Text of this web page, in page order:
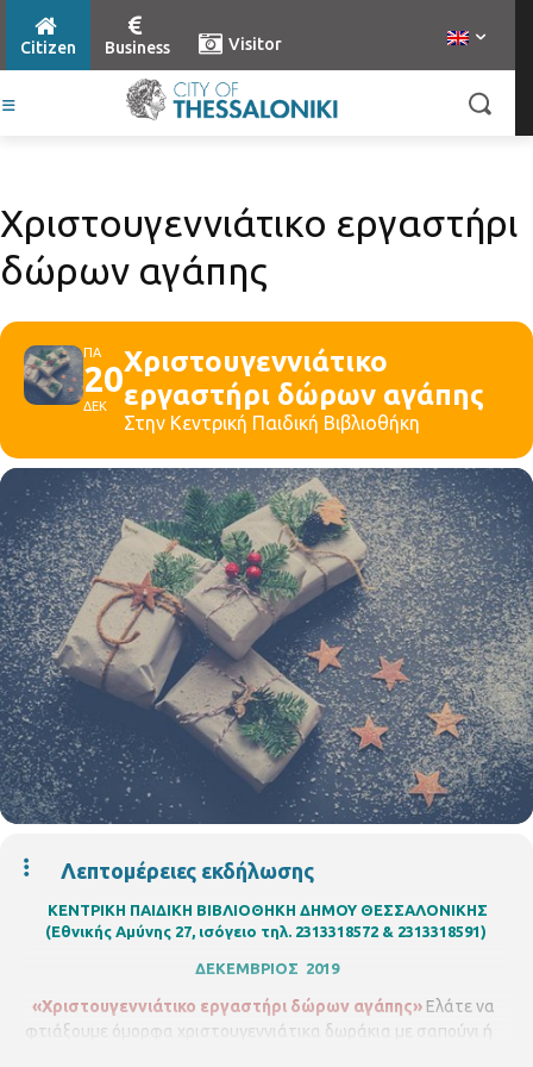
Citizen Business Visitor
Χριστουγεννιάτικο εργαστήρι
δώρων αγάπης
ΠΑ
20
ΔΕΚ
Χριστουγεννιάτικο
εργαστήρι δώρων αγάπης
Στην Κεντρική Παιδική Βιβλιοθήκη
Λεπτομέρειες εκδήλωσης
ΚΕΝΤΡΙΚΗ ΠΑΙΔΙΚΗ ΒΙΒΛΙΟΘΗΚΗ ΔΗΜΟΥ ΘΕΣΣΑΛΟΝΙΚΗΣ
(Εθνικής Αμύνης 27, ισόγειο τηλ. 2313318572 & 2313318591)
ΔΕΚΕΜΒΡΙΟΣ 2019
«Χριστουγεννιάτικο εργαστήρι δώρων αγάπης» Ελάτε να
φτιάξουμε όμορφα χριστουγεννιάτικα δωράκια με σαπούνι ή